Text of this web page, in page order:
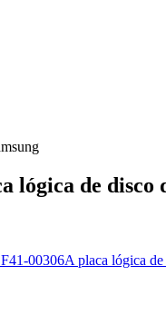
lógica de disco
00306A placa lógica